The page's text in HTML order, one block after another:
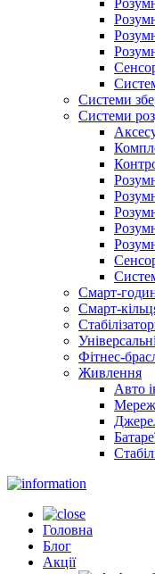
Системи
Системи
Смарт-
Смарт-
Фітнес-
Живлення
Авто
Головна
Блог
Акції